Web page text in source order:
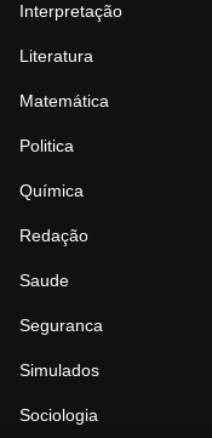
Interpretação
Literatura
Matemática
Politica
Química
Redação
Saude
Seguranca
Simulados
Sociologia